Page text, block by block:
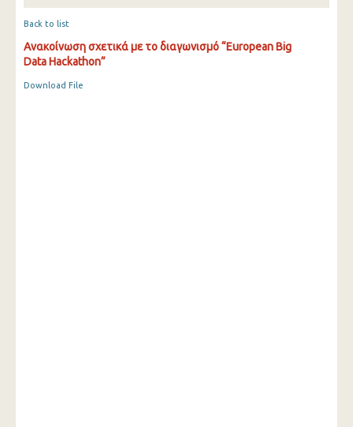
Back to list
Ανακοίνωση σχετικά με το διαγωνισμό “European Big
Data Hackathon”
Download File